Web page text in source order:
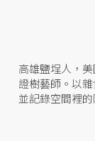
高雄鹽埕人，
證樹藝師。以
並記錄空間裡